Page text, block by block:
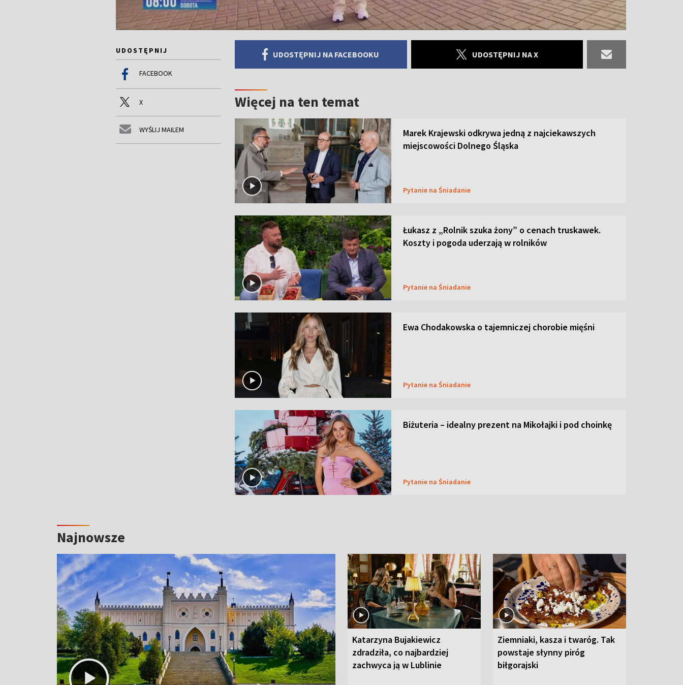
UDOSTĘPNIJ
FACEBOOK
X
WYŚLIJ MAILEM
UDOSTĘPNIJ NA FACEBOOKU UDOSTĘPNIJ NA X
Więcej na ten temat
Marek Krajewski odkrywa jedną z najciekawszych
miejscowości Dolnego Śląska
Pytanie na Śniadanie
Łukasz z „Rolnik szuka żony” o cenach truskawek.
Koszty i pogoda uderzają w rolników
Pytanie na Śniadanie
Ewa Chodakowska o tajemniczej chorobie mięśni
Pytanie na Śniadanie
Biżuteria – idealny prezent na Mikołajki i pod choinkę
Pytanie na Śniadanie
Najnowsze
Katarzyna Bujakiewicz
zdradziła, co najbardziej
zachwyca ją w Lublinie
Ziemniaki, kasza i twaróg. Tak
powstaje słynny piróg
biłgorajski